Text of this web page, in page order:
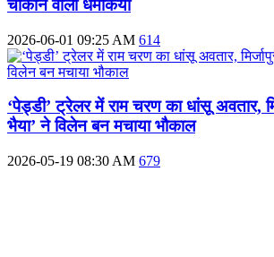
चौंकाने वाली धमकियां
2026-06-01 09:25 AM 614
‘पेड्डी’ ट्रेलर में राम चरण का धांसू अवतार,
भैया’ ने विलेन बन मचाया भौकाल
2026-05-19 08:30 AM 679